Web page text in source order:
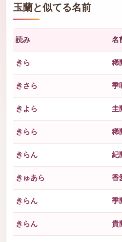
玉蘭と似てる名前
読み 名
きら 稀
きさら 季
きよら 圭
きらら 稀
きらん 紀
きゅあら 香
きらん 季
きらん 貴